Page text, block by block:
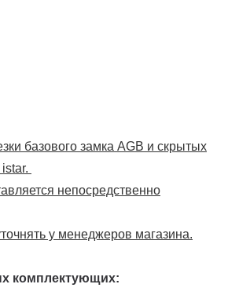
базового замка AGB и скрытых
непосредственно
у менеджеров магазина.
комплектующих: